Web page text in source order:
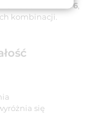
kodu w klasie 6,
kombinacji.
się